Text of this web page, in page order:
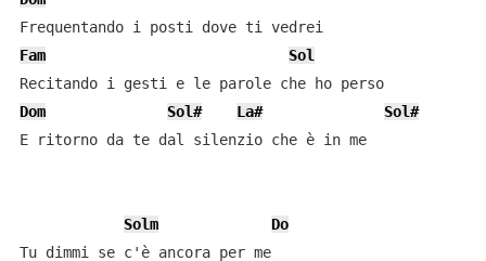
Fam
Sol
Recitando i gesti e le parole che ho perso
Dom
Sol# La#
Sol#
E ritorno da te dal silenzio che è in me
Solm
Do
Tu dimmi se c'è ancora per me